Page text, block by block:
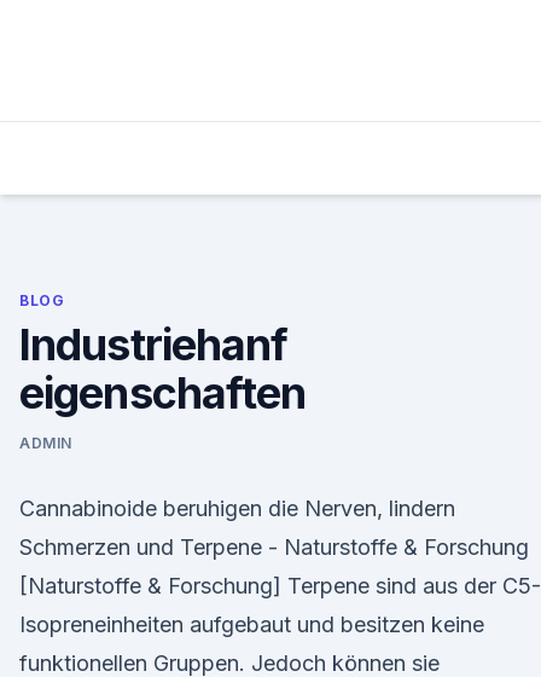
BLOG
Industriehanf
eigenschaften
ADMIN
Cannabinoide beruhigen die Nerven, lindern
Schmerzen und Terpene - Naturstoffe & Forschung
[Naturstoffe & Forschung] Terpene sind aus der C5-
Isopreneinheiten aufgebaut und besitzen keine
funktionellen Gruppen. Jedoch können sie